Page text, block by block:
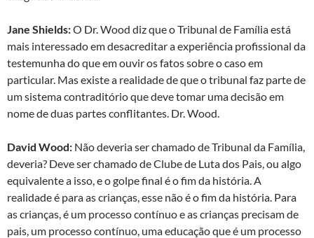
Jane Shields:O Dr. Wood diz que o Tribunal de Família está
mais interessado em desacreditar a experiência profissional da
testemunha do que em ouvir os fatos sobre o caso em
particular. Mas existe a realidade de que o tribunal faz parte de
um sistema contraditório que deve tomar uma decisão em
nome de duas partes conflitantes. Dr. Wood.
David Wood: Não deveria ser chamado de Tribunal da Família,
deveria? Deve ser chamado de Clube de Luta dos Pais, ou algo
equivalente a isso, e o golpe final é o fim da história. A
realidade é para as crianças, esse não é o fim da história. Para
as crianças, é um processo contínuo e as crianças precisam de
pais, um processo contínuo, uma educação que é um processo